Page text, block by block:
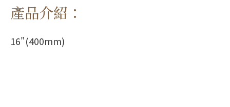
產品介紹：
16"(400mm)